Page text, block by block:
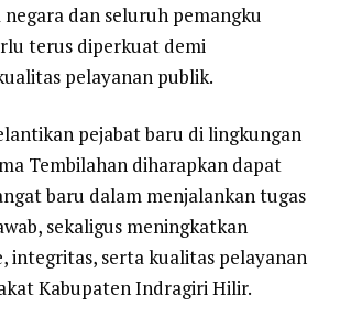
dan seluruh pemangku
terus diperkuat demi
pelayanan publik.
pejabat baru di lingkungan
Tembilahan diharapkan dapat
baru dalam menjalankan tugas
sekaligus meningkatkan
integritas, serta kualitas pelayanan
Kabupaten Indragiri Hilir.